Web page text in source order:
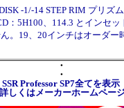
-1/-14 STEP RIM プリズ
5H100、114.3 とインセッ
。19、20インチはオーダー
・
・
SSR Professor SP7全てを表示
詳しくはメーカーホームペー